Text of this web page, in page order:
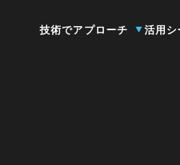
技術でアプローチ 活用シ